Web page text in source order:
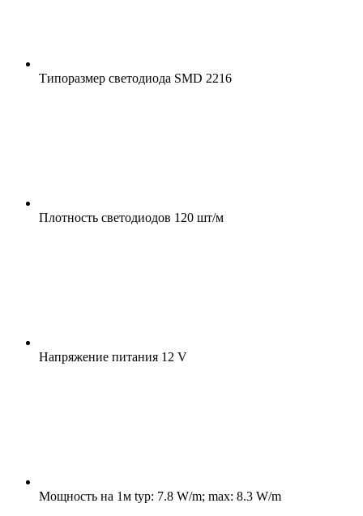
Типоразмер светодиода SMD 2216
Плотность светодиодов 120 шт/м
Напряжение питания 12 V
Мощность на 1м typ: 7.8 W/m; max: 8.3 W/m